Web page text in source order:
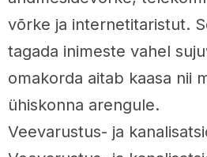
võrke ja internetitaristut.
tagada inimeste vahel
omakorda aitab kaasa nii
ühiskonna arengule.
Veevarustus- ja